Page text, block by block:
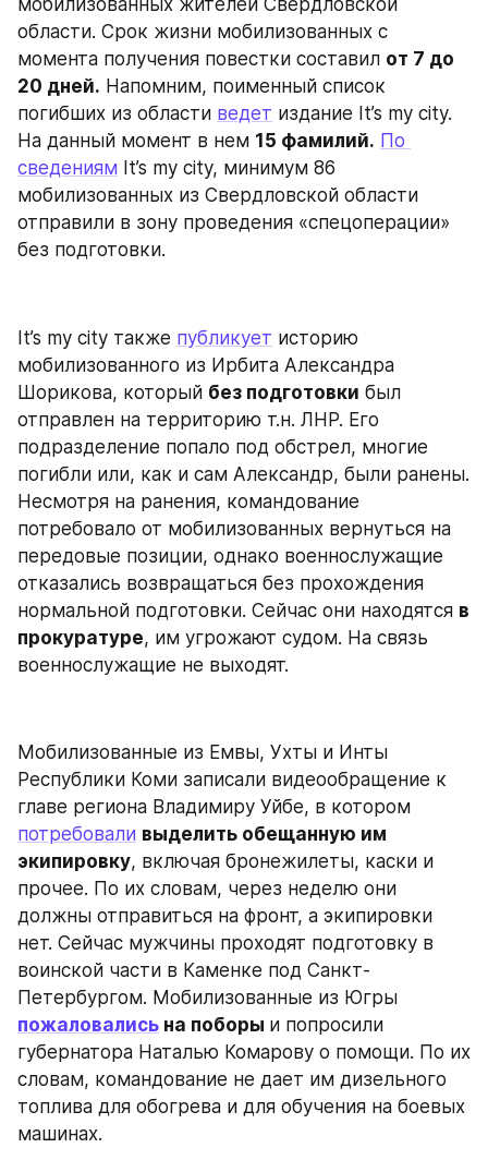
мобилизованных жителей Свердловской
области. Срок жизни мобилизованных с
момента получения повестки составил от 7 до
20 дней. Напомним, поименный список
погибших из области ведет издание It’s my city.
На данный момент в нем 15 фамилий. По
сведениям It’s my city, минимум 86
мобилизованных из Свердловской области
отправили в зону проведения «спецоперации»
без подготовки.
It’s my city также публикует историю
мобилизованного из Ирбита Александра
Шорикова, который без подготовки был
отправлен на территорию т.н. ЛНР. Его
подразделение попало под обстрел, многие
погибли или, как и сам Александр, были ранены.
Несмотря на ранения, командование
потребовало от мобилизованных вернуться на
передовые позиции, однако военнослужащие
отказались возвращаться без прохождения
нормальной подготовки. Сейчас они находятся в
прокуратуре, им угрожают судом. На связь
военнослужащие не выходят.
Мобилизованные из Емвы, Ухты и Инты
Республики Коми записали видеообращение к
потребовали выделить обещанную им
экипировку, включая бронежилеты, каски и
прочее. По их словам, через неделю они
должны отправиться на фронт, а экипировки
нет. Сейчас мужчины проходят подготовку в
воинской части в Каменке под Санкт-
пожаловались на поборы и попросили
губернатора Наталью Комарову о помощи. По их
словам, командование не дает им дизельного
топлива для обогрева и для обучения на боевых
машинах.